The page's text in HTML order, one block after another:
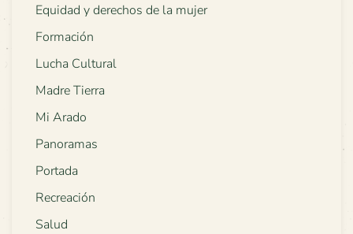
Equidad y derechos de la mujer
Formación
Lucha Cultural
Madre Tierra
Mi Arado
Panoramas
Portada
Recreación
Salud